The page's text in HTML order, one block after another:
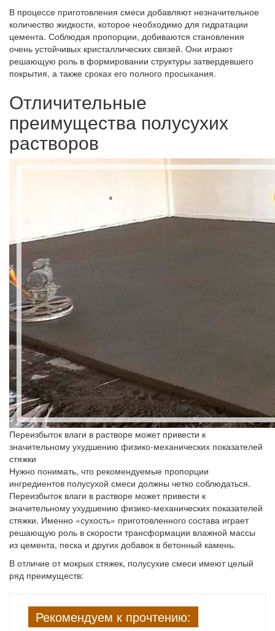
В процессе приготовления смеси добавляют незначительное
количество жидкости, которое необходимо для гидратации
цемента. Соблюдая пропорции, добиваются становления
очень устойчивых кристаллических связей. Они играют
решающую роль в формировании структуры затвердевшего
покрытия, а также сроках его полного просыхания.
Отличительные
преимущества полусухих
растворов
Переизбыток влаги в растворе может привести к
значительному ухудшению физико-механических показателей
стяжки
Нужно понимать, что рекомендуемые пропорции
ингредиентов полусухой смеси должны четко соблюдаться.
Переизбыток влаги в растворе может привести к
значительному ухудшению физико-механических показателей
стяжки. Именно «сухость» приготовленного состава играет
решающую роль в скорости трансформации влажной массы
из цемента, песка и других добавок в бетонный камень.
В отличие от мокрых стяжек, полусухие смеси имеют целый
ряд преимуществ:
Рекомендуем к прочтению: